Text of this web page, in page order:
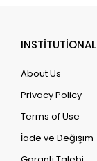
INSTİTUTİONAL
About Us
Privacy Policy
Terms of Use
İade ve Değişim